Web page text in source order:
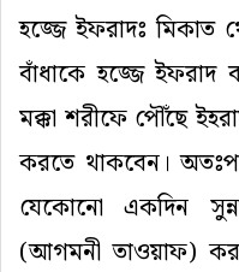
হজ্জে ইফরাদঃ মিকাত
বাঁধাকে হজ্জে ইফরাদ
মক্কা শরীফে পৌঁছে
করতে থাকবেন।
যেকোনো একদিন
(আগমনী তাওয়াফ)